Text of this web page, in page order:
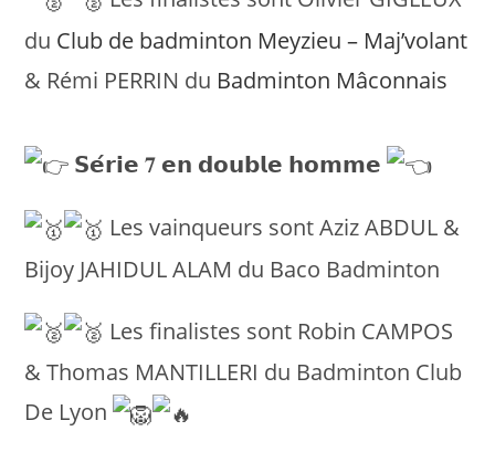
du Club de badminton Meyzieu – Maj’volant
& Rémi PERRIN du Badminton Mâconnais
𝗦𝗲́𝗿𝗶𝗲 𝟕 𝗲𝗻 𝗱𝗼𝘂𝗯𝗹𝗲 𝗵𝗼𝗺𝗺𝗲
Les vainqueurs sont Aziz ABDUL &
Bijoy JAHIDUL ALAM du Baco Badminton
Les finalistes sont Robin CAMPOS
& Thomas MANTILLERI du Badminton Club
De Lyon